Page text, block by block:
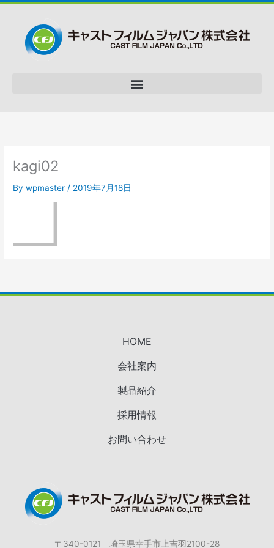
kagi02
Bywpmaster / 2019年7月18日
HOME
会社案内
製品紹介
採用情報
お問い合わせ
〒340-0121 埼玉県幸手市上吉羽2100-28